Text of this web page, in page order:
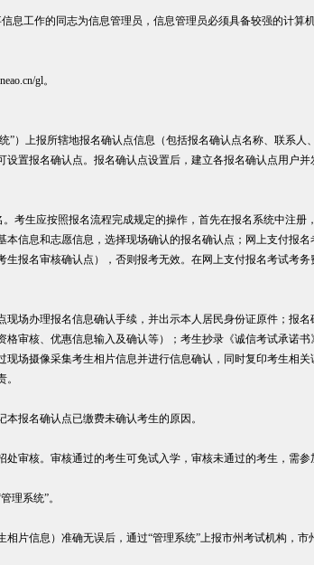
息工作的同志为信息管理员，信息管理员必须具备较强的计算
gl。
）上报所辖地报名确认点信息（包括报名确认点名称、联系人
置报名确认点。报名确认点设置后，建立各报名确认点用户
考生应按照报名流程完成规定的操作，首先在报名系统中注册
信息和志愿信息，选择现场确认的报名确认点；网上支付报
报名审核确认点），否则报考无效。在网上支付报名考试考
场办理报名信息确认手续，并出示本人居民身份证原件；报
审核、优惠信息输入及确认等）；考生抄录《诚信考试承诺
场摄像采集考生相片信息并进行信息确认，同时复印考生相
报名确认点已缴费未确认考生的原因。
审核。审核通过的考生可免试入学，审核未通过的考生，需参
理系统”。
片信息）准确无误后，通过“管理系统”上报市州考试机构，市